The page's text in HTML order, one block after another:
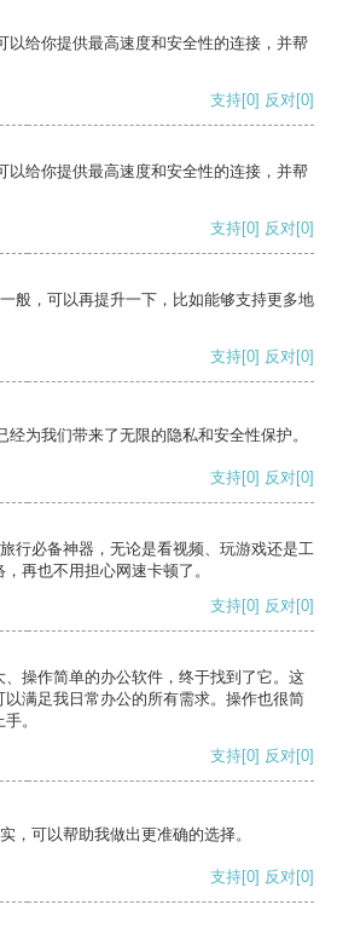
以给你提供最高速度和安全性的连接，并帮
支持[0] 反对[0]
以给你提供最高速度和安全性的连接，并帮
支持[0] 反对[0]
般，可以再提升一下，比如能够支持更多地
支持[0] 反对[0]
为我们带来了无限的隐私和安全性保护。
支持[0] 反对[0]
行必备神器，无论是看视频、玩游戏还是工
再也不用担心网速卡顿了。
支持[0] 反对[0]
操作简单的办公软件，终于找到了它。这
满足我日常办公的所有需求。操作也很简
。
支持[0] 反对[0]
，可以帮助我做出更准确的选择。
支持[0] 反对[0]